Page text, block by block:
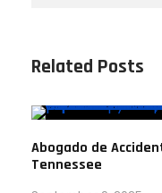
Related Posts
Abogado de
Tennessee